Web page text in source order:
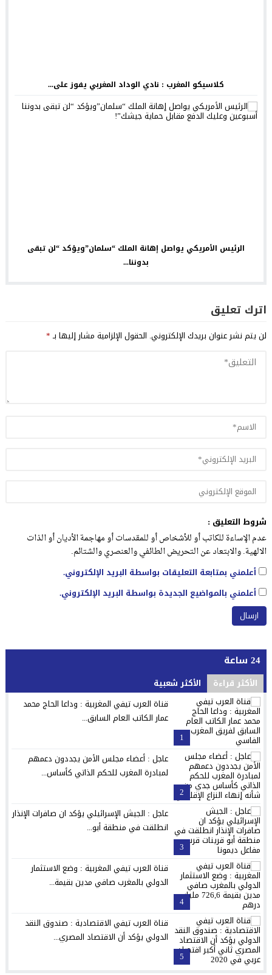
كلاسيكو المغرب : نادي الوداد المغربي يفوز على...
الرئيس الأمريكي يواصل إهانة الملك “سلمان”ويؤكد “لن تبقى
بدوننا...
اترك تعليق
لن يتم نشر عنوان بريدك الإلكتروني. الحقول الإلزامية مشار إليها بـ*
شروط التعليق :
عدم الإساءة للكاتب أو للأشخاص أو للمقدسات أو مهاجمة الأديان أو الذات
الالهية. والابتعاد عن التحريض الطائفي والعنصري والشتائم.
أعلمني بمتابعة التعليقات بواسطة البريد الإلكتروني.
أعلمني بالمواضيع الجديدة بواسطة البريد الإلكتروني.
24 ساعة
الأكثر قراءة الأكثر شعبية
1
قناة العرب تيفي المغربية : وداعا الحاج محمد
عمار الكاتب العام السابق...
2
عاجل : أعضاء مجلس الأمن يجددون دعمهم
لمبادرة المغرب للحكم الذاتي كأساس...
3
عاجل : الجيش الإسرائيلي يؤكد ان صافرات الإنذار
انطلقت في منطقة أبو...
4
قناة العرب تيفي المغربية : وضع الاستثمار
الدولي بالمغرب صافي مدين بقيمة...
5
قناة العرب تيفي الاقتصادية : صندوق النقد
الدولي يؤكد أن الاقتصاد المصري...